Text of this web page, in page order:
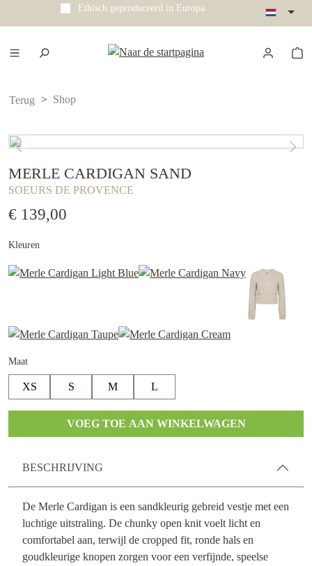
hoofdinhoud
Ethisch geproduceerd in Europa
Terug Shop
MERLE CARDIGAN SAND
SOEURS DE PROVENCE
€ 139,00
Kleuren
Maat
XS S M L
VOEG TOE AAN WINKELWAGEN
BESCHRIJVING
De Merle Cardigan is een sandkleurig gebreid vestje met een
luchtige uitstraling. De chunky open knit voelt licht en
comfortabel aan, terwijl de cropped fit, ronde hals en
goudkleurige knopen zorgen voor een verfijnde, speelse